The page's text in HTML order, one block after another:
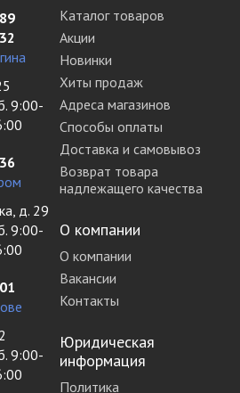
9:00-
д. 29
9:00-
9:00-
Каталог товаров
Акции
Новинки
Хиты продаж
Адреса магазинов
Способы оплаты
Доставка и самовывоз
Возврат товара
надлежащего качества
О компании
О компании
Вакансии
Контакты
Юридическая
информация
Политика